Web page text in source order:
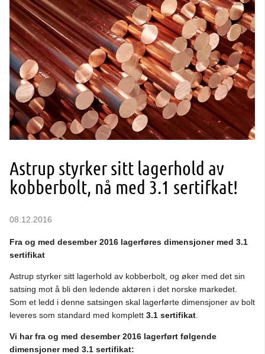
Astrup styrker sitt lagerhold av
kobberbolt, nå med 3.1 sertifkat!
08.12.2016
Fra og med desember 2016 lagerføres dimensjoner med 3.1
sertifikat
Astrup styrker sitt lagerhold av kobberbolt, og øker med det sin
satsing mot å bli den ledende aktøren i det norske markedet.
Som et ledd i denne satsingen skal lagerførte dimensjoner av bolt
leveres som standard med komplett 3.1 sertifikat
Vi har fra og med desember 2016 lagerført følgende
dimensjoner med 3.1 sertifikat: